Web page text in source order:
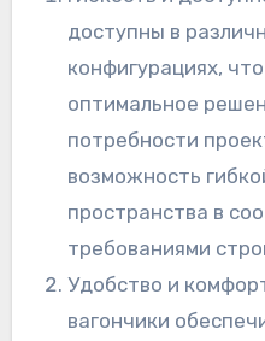
доступны в
конфигурациях,
оптимальное
потребности
возможность
пространства в
требованиями
Удобство и
вагончики